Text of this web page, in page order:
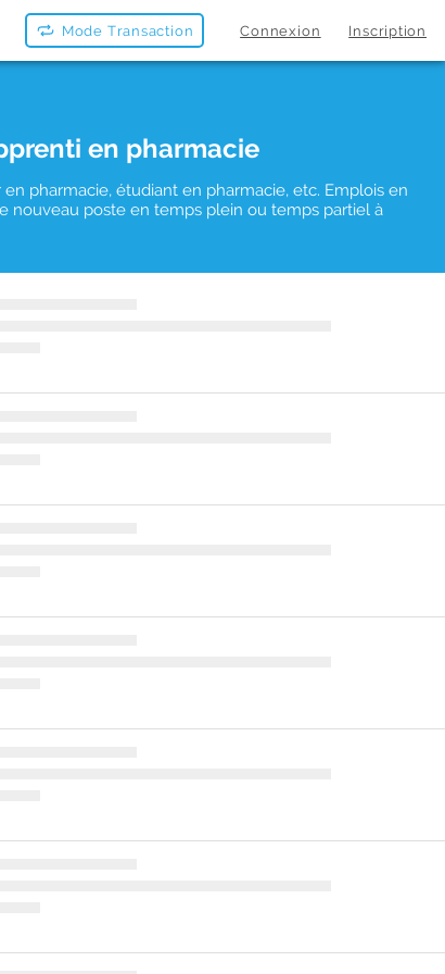
Mode Transaction Connexion Inscription
en pharmacie
pharmacie, étudiant en pharmacie, etc. Emplois en
nouveau poste en temps plein ou temps partiel à